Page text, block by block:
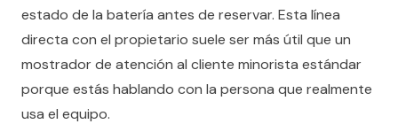
estado de la batería antes de reservar. Esta línea
directa con el propietario suele ser más útil que un
mostrador de atención al cliente minorista estándar
porque estás hablando con la persona que realmente
usa el equipo.